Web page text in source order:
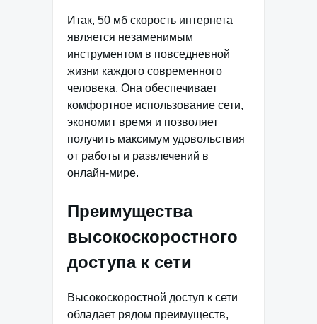
Итак, 50 мб скорость интернета
является незаменимым
инструментом в повседневной
жизни каждого современного
человека. Она обеспечивает
комфортное использование сети,
экономит время и позволяет
получить максимум удовольствия
от работы и развлечений в
онлайн-мире.
Преимущества
высокоскоростного
доступа к сети
Высокоскоростной доступ к сети
обладает рядом преимуществ,